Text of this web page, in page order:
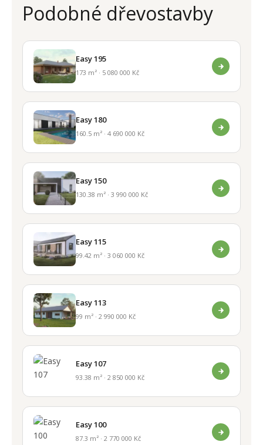
Podobné dřevostavby
Easy 195
173 m² · 5 080 000 Kč
Easy 180
160.5 m² · 4 690 000 Kč
Easy 150
130.38 m² · 3 990 000 Kč
Easy 115
99.42 m² · 3 060 000 Kč
Easy 113
99 m² · 2 990 000 Kč
Easy 107
93.38 m² · 2 850 000 Kč
Easy 100
87.3 m² · 2 770 000 Kč